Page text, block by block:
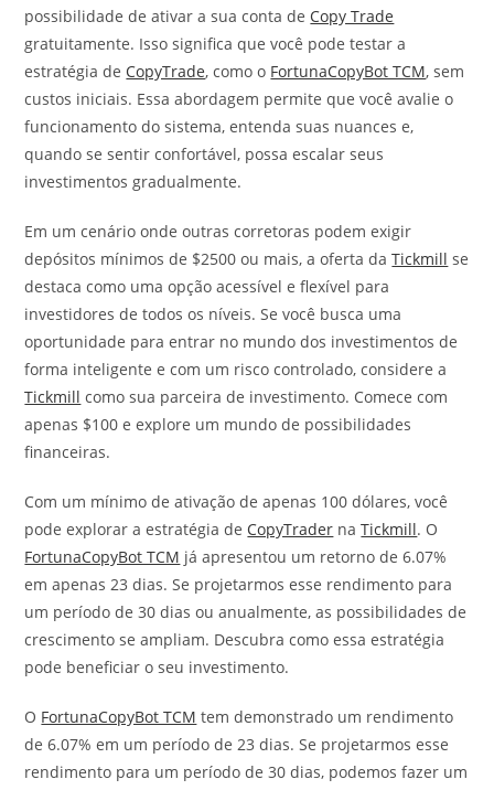
possibilidade de ativar a sua conta de Copy Trade
gratuitamente. Isso significa que você pode testar a
estratégia de CopyTrade, como o FortunaCopyBot TCM, sem
custos iniciais. Essa abordagem permite que você avalie o
funcionamento do sistema, entenda suas nuances e,
quando se sentir confortável, possa escalar seus
investimentos gradualmente.
Em um cenário onde outras corretoras podem exigir
depósitos mínimos de $2500 ou mais, a oferta daTickmill se
destaca como uma opção acessível e flexível para
investidores de todos os níveis. Se você busca uma
oportunidade para entrar no mundo dos investimentos de
forma inteligente e com um risco controlado, considere a
Tickmill como sua parceira de investimento. Comece com
apenas $100 e explore um mundo de possibilidades
financeiras.
Com um mínimo de ativação de apenas 100 dólares, você
pode explorar a estratégia de CopyTrader naTickmill. O
FortunaCopyBot TCM já apresentou um retorno de 6.07%
em apenas 23 dias. Se projetarmos esse rendimento para
um período de 30 dias ou anualmente, as possibilidades de
crescimento se ampliam. Descubra como essa estratégia
pode beneficiar o seu investimento.
O FortunaCopyBot TCM tem demonstrado um rendimento
de 6.07% em um período de 23 dias. Se projetarmos esse
rendimento para um período de 30 dias, podemos fazer um